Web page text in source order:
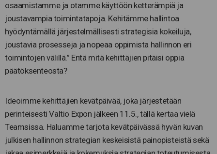
osaamistamme ja otamme käyttöön ketterämpiä ja
joustavampia toimintatapoja. Kehitämme hallintoa
hyödyntämällä järjestelmällisesti strategisia kokeiluja,
joustavia prosesseja ja nopeaa oppimista hallinnon eri
toimintojen välillä.” Entä mitä kehittäjien pitäisi oppia
päätöksenteosta?
Ideoimme kehittäjien kevätpäivää, joka järjestetään
perinteisesti Valtio Expon jälkeen 11.5., tällä kertaa vielä
Teamsissa. Haluamme tarjota kevätpäivässä hyvän kuvan
julkisen hallinnon strategian keskeisistä painopisteistä sekä